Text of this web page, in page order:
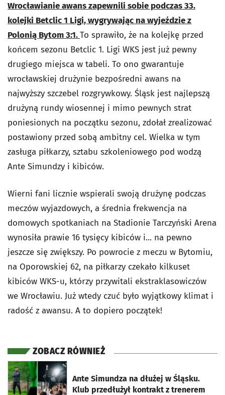
Wrocławianie awans zapewnili sobie podczas 33.
kolejki Betclic 1 Ligi, wygrywając na wyjeździe z
Polonią Bytom 3:1.To sprawiło, że na kolejkę przed
końcem sezonu Betclic 1. Ligi WKS jest już pewny
drugiego miejsca w tabeli. To ono gwarantuje
wrocławskiej drużynie bezpośredni awans na
najwyższy szczebel rozgrywkowy. Śląsk jest najlepszą
drużyną rundy wiosennej i mimo pewnych strat
poniesionych na początku sezonu, zdołał zrealizować
postawiony przed sobą ambitny cel. Wielka w tym
zasługa piłkarzy, sztabu szkoleniowego pod wodzą
Ante Simundzy i kibiców.
Wierni fani licznie wspierali swoją drużynę podczas
meczów wyjazdowych, a średnia frekwencja na
domowych spotkaniach na Stadionie Tarczyński Arena
wynosiła prawie 16 tysięcy kibiców i... na pewno
jeszcze się zwiększy. Po powrocie z meczu w Bytomiu,
na Oporowskiej 62, na piłkarzy czekało kilkuset
kibiców WKS-u, którzy przywitali ekstraklasowiczów
we Wrocławiu. Już wtedy czuć było wyjątkowy klimat i
radość z awansu. A to dopiero początek!
ZOBACZ RÓWNIEŻ
Ante Simundza na dłużej w Śląsku.
Klub przedłużył kontrakt z trenerem
otworzy się w nowej karcie